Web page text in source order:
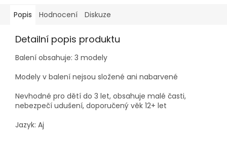
Popis Hodnocení Diskuze
Detailní popis produktu
Balení obsahuje: 3 modely
Modely v balení nejsou složené ani nabarvené
Nevhodné pro dětí do 3 let, obsahuje malé časti,
nebezpečí udušení, doporučený věk 12+ let
Jazyk: Aj